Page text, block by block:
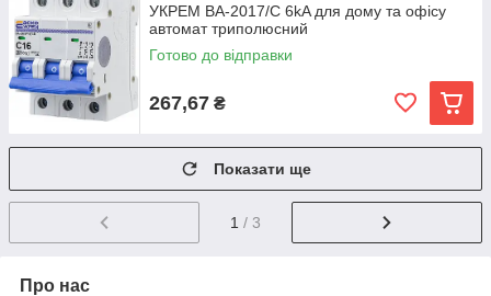
УКРЕМ ВА-2017/С 6kA для дому та офісу
автомат триполюсний
Готово до відправки
267,67 ₴
Показати ще
1 / 3
Про нас